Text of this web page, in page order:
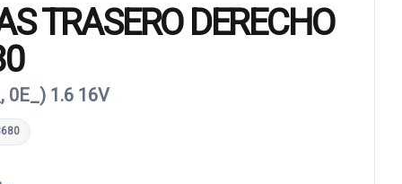
TRASERO DERECHO
0E_) 1.6 16V